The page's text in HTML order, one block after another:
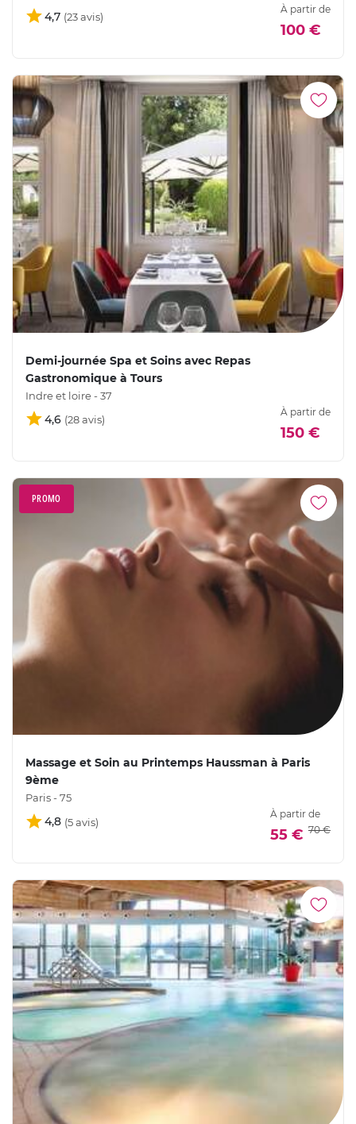
4,7
À partir de
100 €
Demi-journée Spa et Soins avec Repas
Gastronomique à Tours
Indre et loire - 37
4,6
À partir de
150 €
PROMO
Massage et Soin au Printemps Haussman à Paris
9ème
Paris - 75
4,8
À partir de
55 € 70 €